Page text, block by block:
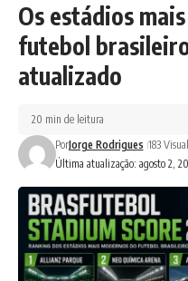
Os estádios
futebol
atualizado
Última atualização: agosto 2,
PorJorge Rodrigues 183
20 min de leitura